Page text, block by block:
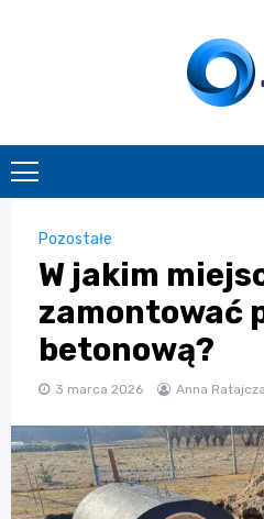
Pozostałe
W jakim
zamontować
betonową?
3 marca 2026 Anna